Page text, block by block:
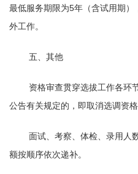
最低服务期限为5年（含试用期）
外工作。
五、其他
资格审查贯穿选拔工作各环
公告有关规定的，即取消选调资格
面试、考察、体检、录用人
额按顺序依次递补。